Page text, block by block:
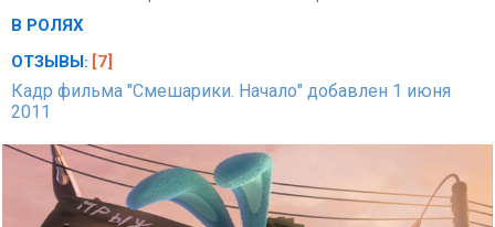
В РОЛЯХ
ОТЗЫВЫ: [7]
Кадр фильма "Смешарики. Начало" добавлен 1 июня
2011